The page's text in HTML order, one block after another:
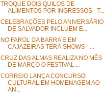
TROQUE DOIS QUILOS DE
ALIMENTOS POR INGRESSOS - T...
CELEBRAÇÕES PELO ANIVERSÁRIO
DE SALVADOR INCLUEM E...
NO FAROL DA BARRA E EM
CAJAZEIRAS TERÁ SHOWS - ...
CRUZ DAS ALMAS REALIZA NO MÊS
DE MARÇO O FESTIVAL ...
CORREIO LANÇA CONCURSO
CULTURAL EM HOMENAGEM AO
AN...